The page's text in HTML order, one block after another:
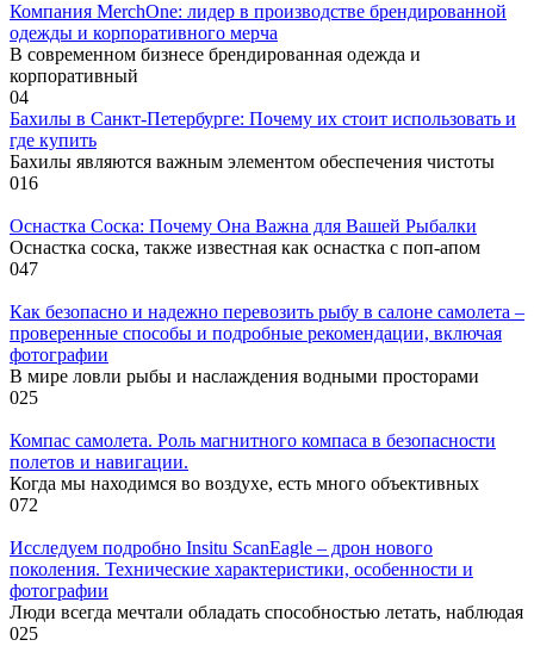
Компания MerchOne: лидер в производстве брендированной
одежды и корпоративного мерча
В современном бизнесе брендированная одежда и
корпоративный
04
Бахилы в Санкт-Петербурге: Почему их стоит использовать и
где купить
Бахилы являются важным элементом обеспечения чистоты
016
Оснастка Соска: Почему Она Важна для Вашей Рыбалки
Оснастка соска, также известная как оснастка с поп-апом
047
Как безопасно и надежно перевозить рыбу в салоне самолета –
проверенные способы и подробные рекомендации, включая
фотографии
В мире ловли рыбы и наслаждения водными просторами
025
Компас самолета. Роль магнитного компаса в безопасности
полетов и навигации.
Когда мы находимся во воздухе, есть много объективных
072
Исследуем подробно Insitu ScanEagle – дрон нового
поколения. Технические характеристики, особенности и
фотографии
Люди всегда мечтали обладать способностью летать, наблюдая
025